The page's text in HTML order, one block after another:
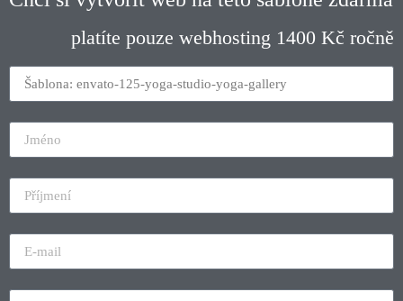
platíte pouze webhosting 1400 Kč ročně